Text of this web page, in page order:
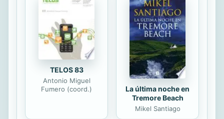
TELOS 83
Antonio Miguel
Fumero (coord.)
La última noche en
Tremore Beach
Mikel Santiago